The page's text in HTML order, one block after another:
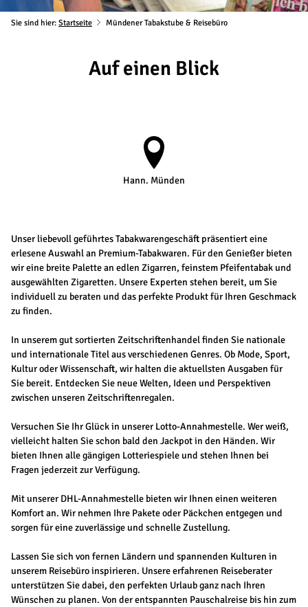
Sie sind hier: Startseite Mündener Tabakstube & Reisebüro
Auf einen Blick
Hann. Münden
Unser liebevoll geführtes Tabakwarengeschäft präsentiert eine
erlesene Auswahl an Premium-Tabakwaren. Für den Genießer bieten
wir eine breite Palette an edlen Zigarren, feinstem Pfeifentabak und
ausgewählten Zigaretten. Unsere Experten stehen bereit, um Sie
individuell zu beraten und das perfekte Produkt für Ihren Geschmack
zu finden.
In unserem gut sortierten Zeitschriftenhandel finden Sie nationale
und internationale Titel aus verschiedenen Genres. Ob Mode, Sport,
Kultur oder Wissenschaft, wir halten die aktuellsten Ausgaben für
Sie bereit. Entdecken Sie neue Welten, Ideen und Perspektiven
zwischen unseren Zeitschriftenregalen.
Versuchen Sie Ihr Glück in unserer Lotto-Annahmestelle. Wer weiß,
vielleicht halten Sie schon bald den Jackpot in den Händen. Wir
bieten Ihnen alle gängigen Lotteriespiele und stehen Ihnen bei
Fragen jederzeit zur Verfügung.
Mit unserer DHL-Annahmestelle bieten wir Ihnen einen weiteren
Komfort an. Wir nehmen Ihre Pakete oder Päckchen entgegen und
sorgen für eine zuverlässige und schnelle Zustellung.
Lassen Sie sich von fernen Ländern und spannenden Kulturen in
unserem Reisebüro inspirieren. Unsere erfahrenen Reiseberater
unterstützen Sie dabei, den perfekten Urlaub ganz nach Ihren
Wünschen zu planen. Von der entspannten Pauschalreise bis hin zum